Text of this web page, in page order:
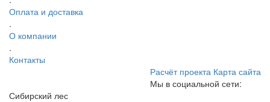
Оплата и доставка
.
О компании
.
Контакты
Расчёт проекта Карта сайта
Мы в социальной сети:
Сибирский лес